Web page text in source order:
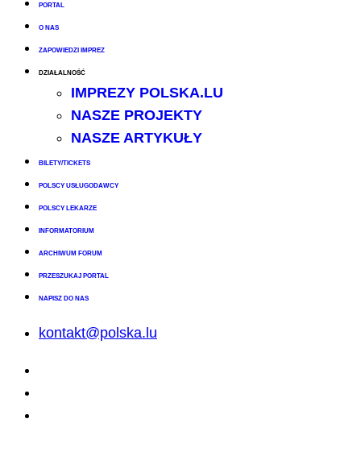
PORTAL
O NAS
ZAPOWIEDZI IMPREZ
DZIAŁALNOŚĆ
IMPREZY POLSKA.LU
NASZE PROJEKTY
NASZE ARTYKUŁY
BILETY/TICKETS
POLSCY USŁUGODAWCY
POLSCY LEKARZE
INFORMATORIUM
ARCHIWUM FORUM
PRZESZUKAJ PORTAL
NAPISZ DO NAS
kontakt@polska.lu